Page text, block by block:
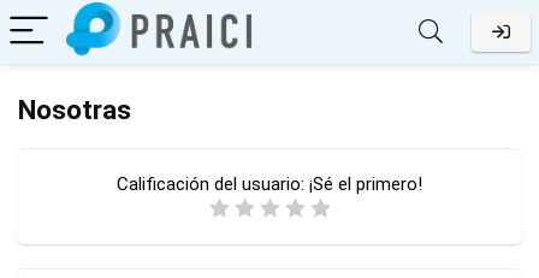
Nosotras
Calificación del usuario: ¡Sé el primero!